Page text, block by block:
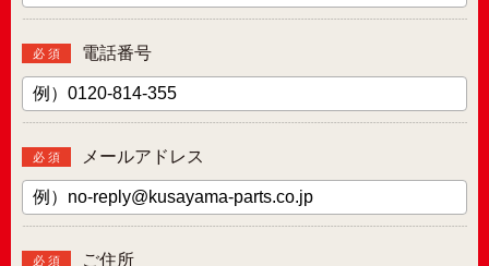
必 須 電話番号
必 須 メールアドレス
必 須 ご住所